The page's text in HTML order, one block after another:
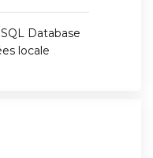
Database
locale